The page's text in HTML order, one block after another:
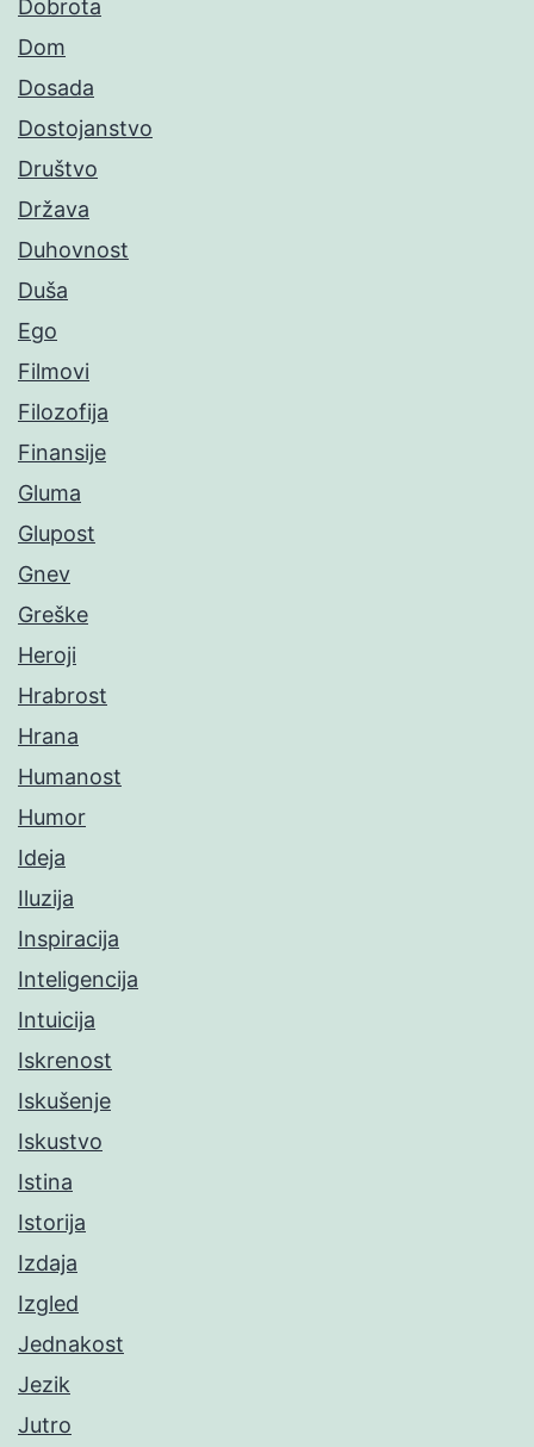
Dobrota
Dom
Dosada
Dostojanstvo
Društvo
Država
Duhovnost
Duša
Ego
Filmovi
Filozofija
Finansije
Gluma
Glupost
Gnev
Greške
Heroji
Hrabrost
Hrana
Humanost
Humor
Ideja
Iluzija
Inspiracija
Inteligencija
Intuicija
Iskrenost
Iskušenje
Iskustvo
Istina
Istorija
Izdaja
Izgled
Jednakost
Jezik
Jutro